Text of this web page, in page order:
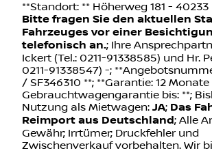
**Standort: ** Höherweg 181 - 40233
Bitte fragen Sie den aktuellen
Fahrzeuges vor einer
telefonisch an.; Ihre
Ickert (Tel.: 0211-91338585) und Hr.
0211-91338547) -;
/ SF346310 **; **Garantie: 12 Monate
Gebrauchtwagengarantie bis: **;
Nutzung als Mietwagen: JA; Das
Reimport aus Deutschland; Alle
Gewähr; Irrtümer; Druckfehler und
Zwischenverkauf vorbehalten. Wir